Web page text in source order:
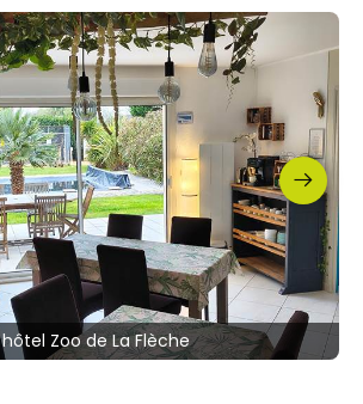
hôtel Zoo de La Flèche